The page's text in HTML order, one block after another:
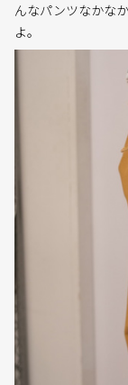
んなパンツなかな
よ。